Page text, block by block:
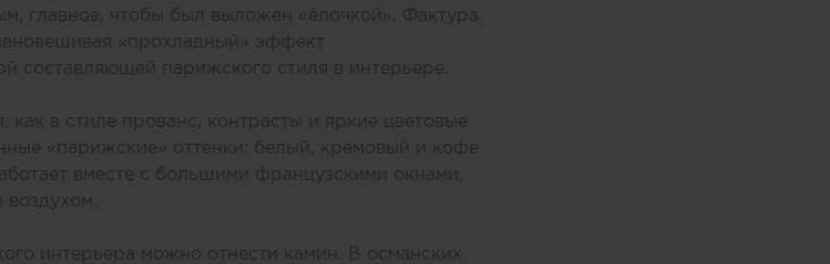
главное, чтобы был выложен «‎ёлочкой». Фактура
«‎прохладный» эффект
составляющей парижского стиля в интерьере.
как в стиле прованс, контрасты и яркие цветовые
«‎парижские» оттенки: белый, кремовый и кофе
вместе с большими французскими окнами,
интерьера можно отнести камин. В османских